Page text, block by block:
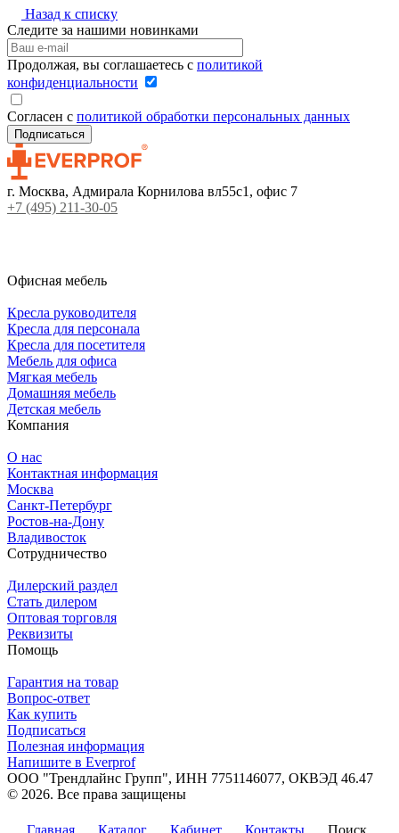
Назад к списку
Следите за нашими новинками
Продолжая, вы соглашаетесь с политикой
конфиденциальности
Согласен с политикой обработки персональных данных
г. Москва, Адмирала Корнилова вл55с1, офис 7
+7 (495) 211-30-05
Офисная мебель
Кресла руководителя
Кресла для персонала
Кресла для посетителя
Мебель для офиса
Мягкая мебель
Домашняя мебель
Детская мебель
Компания
О нас
Контактная информация
Москва
Санкт-Петербург
Ростов-на-Дону
Владивосток
Сотрудничество
Дилерский раздел
Стать дилером
Оптовая торговля
Реквизиты
Помощь
Гарантия на товар
Вопрос-ответ
Как купить
Подписаться
Полезная информация
Напишите в Everprof
ООО "Трендлайнс Групп", ИНН 7751146077, ОКВЭД 46.47
© 2026. Все права защищены